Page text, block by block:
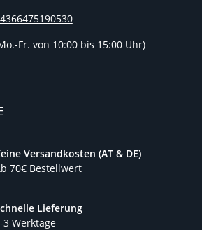
Fr. von 10:00 bis 15:00 Uhr)
Versandkosten (AT & DE)
70€ Bestellwert
Lieferung
3 Werktage